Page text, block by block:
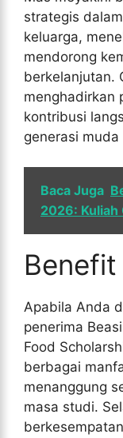
strategis
keluarga,
mendorong
berkelanjutan.
menghadirkan
kontribusi
generasi muda
Baca Juga
2026: Kuliah
Apabila Anda
penerima
Food
berbagai
menanggung
masa studi.